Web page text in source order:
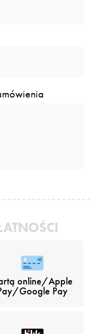
online/Apple
Google Pay